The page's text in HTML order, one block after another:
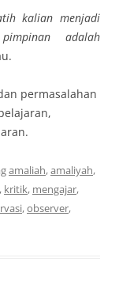
kalian menjadi
adalah
permasalahan
amaliah,amaliyah,
, kritik, mengajar,
,observer,